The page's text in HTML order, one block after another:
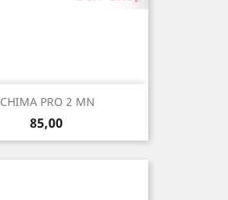
CHIMA PRO 2 MN
Precio
85,00